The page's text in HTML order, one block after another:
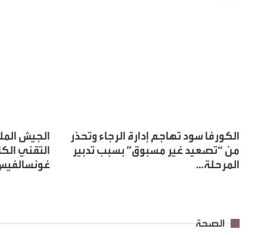
الكورفا سود تهاجم إدارة الرجاء وتحذر
من “تصعيد غير مسبوق” بسبب تدبير
المرحلة…
الجيش
التقني
الصحة